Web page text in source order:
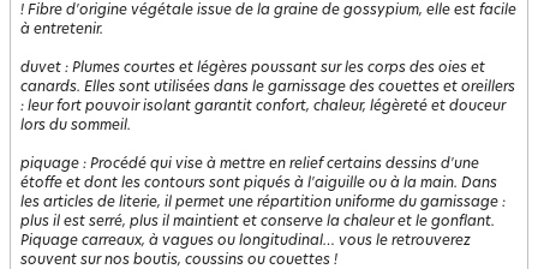
! Fibre d'origine végétale issue de la graine de gossypium, elle est facile
à entretenir.
duvet : Plumes courtes et légères poussant sur les corps des oies et
canards. Elles sont utilisées dans le garnissage des couettes et oreillers
: leur fort pouvoir isolant garantit confort, chaleur, légèreté et douceur
lors du sommeil.
piquage : Procédé qui vise à mettre en relief certains dessins d'une
étoffe et dont les contours sont piqués à l'aiguille ou à la main. Dans
les articles de literie, il permet une répartition uniforme du garnissage :
plus il est serré, plus il maintient et conserve la chaleur et le gonflant.
Piquage carreaux, à vagues ou longitudinal… vous le retrouverez
souvent sur nos boutis, coussins ou couettes !